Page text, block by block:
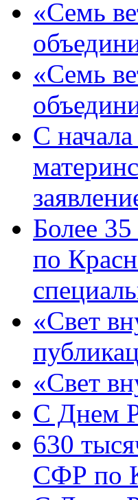
«Семь
«Семь
С
Более
по
«Свет
«Свет
C Днем
630
СФР по